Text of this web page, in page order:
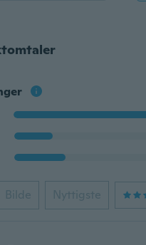
Bilde Nyttigste